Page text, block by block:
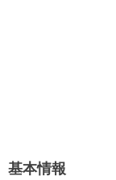
基本情報